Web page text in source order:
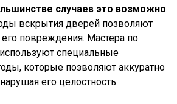
случаев это возможно.
вскрытия дверей позволяют
повреждения. Мастера по
специальные
которые позволяют аккуратно
его целостность.